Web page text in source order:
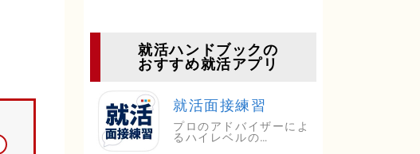
就活ハンドブックの
おすすめ就活アプリ
就活面接練習
プロのアドバイザーによ
るハイレベルの…